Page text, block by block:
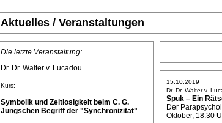
Aktuelles / Veranstaltungen
Die letzte Veranstaltung:
Dr. Dr. Walter v. Lucadou
Kurs:
Symbolik und Zeitlosigkeit beim C. G.
Jungschen Begriff der "Synchronizität"
15.10.2019
Dr. Dr. Walter v.
Spuk – Ein
Der
Oktober, 18.30